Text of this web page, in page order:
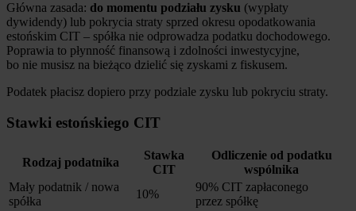
Główna zasada: do momentu podziału zysku (wypłaty
dywidendy) lub pokrycia straty sprzed okresu opodatkowania
estońskim CIT – spółka nie odprowadza podatku dochodowego.
Poprawia to płynność finansową i zdolności inwestycyjne,
bo nie musisz na bieżąco dzielić się zyskami z fiskusem.
Podatek płacisz dopiero przy podziale zysku lub pokryciu straty.
Stawki estońskiego CIT
Rodzaj podatnika
Stawka
CIT
Odliczenie od podatku
wspólnika
Mały podatnik / nowa
spółka
10%
90% CIT zapłaconego
przez spółkę